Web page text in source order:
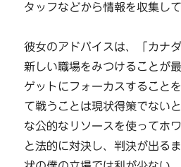
タッフなどから情報を収集して
彼女のアドバイスは、「カナ
新しい職場をみつけることが
ゲットにフォーカスすること
て戦うことは現状得策でない
な公的なリソースを使ってホ
と法的に対決し、判決が出る